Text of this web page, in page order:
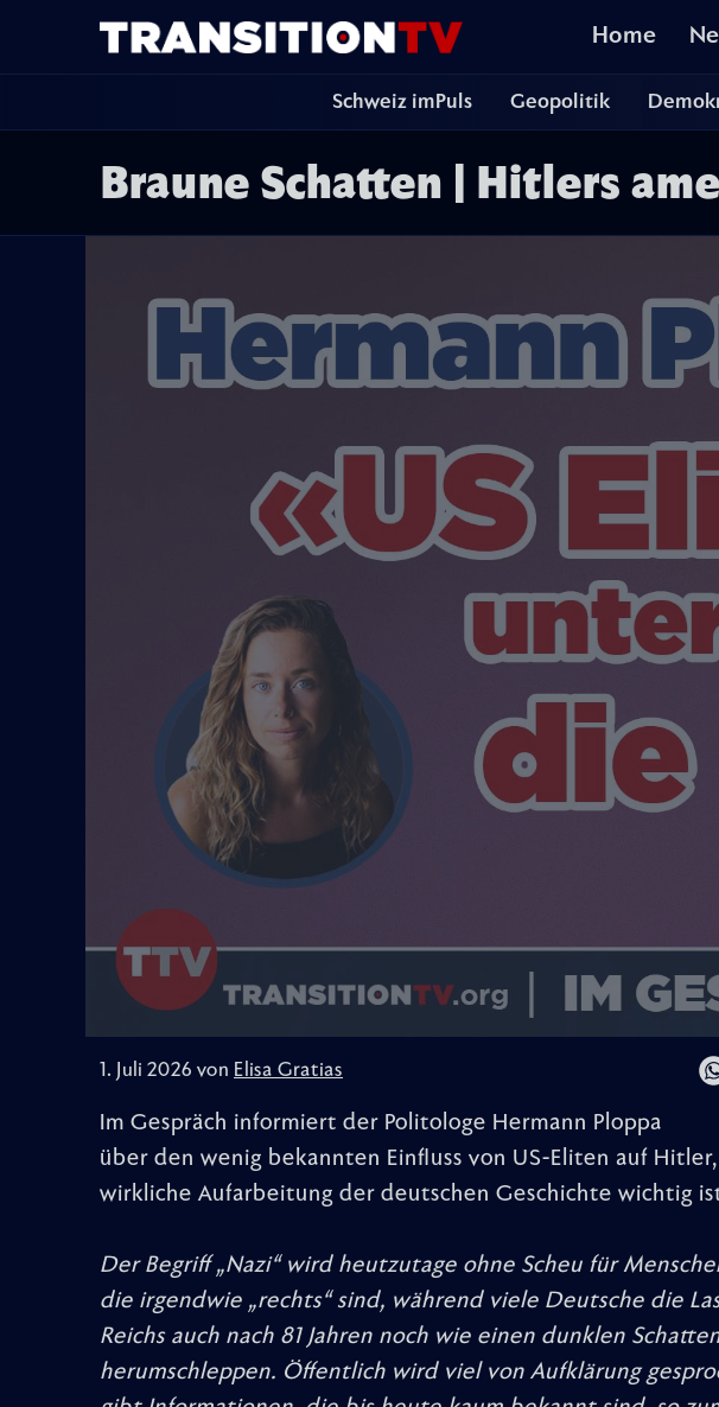
Home
Schweiz imPuls Geopolitik
Braune Schatten | Hitlers
1. Juli 2026 von Elisa Gratias
Im Gespräch informiert der Politologe Hermann Ploppa
über den wenig bekannten Einfluss von US-Eliten auf
wirkliche Aufarbeitung der deutschen Geschichte wichtig
Der Begriff „Nazi“ wird heutzutage ohne Scheu für
die irgendwie „rechts“ sind, während viele Deutsche die
Reichs auch nach 81 Jahren noch wie einen dunklen
herumschleppen. Öffentlich wird viel von Aufklärung